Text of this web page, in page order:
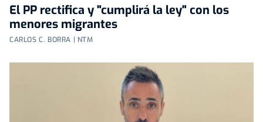
El PP rectifica y "cumplirá la ley" con los
menores migrantes
CARLOS C. BORRA | NTM